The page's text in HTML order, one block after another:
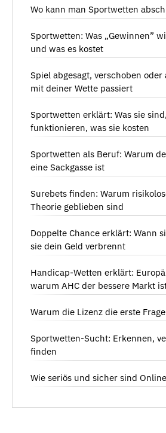
Wo kann man Sportwetten
Sportwetten: Was „Gewinnen”
und was es kostet
Spiel abgesagt, verschoben oder
mit deiner Wette passiert
Sportwetten erklärt: Was sie
funktionieren, was sie kosten
Sportwetten als Beruf: Warum
eine Sackgasse ist
Surebets finden: Warum
Theorie geblieben sind
Doppelte Chance erklärt: Wann
sie dein Geld verbrennt
Handicap-Wetten erklärt:
warum AHC der bessere Markt
Warum die Lizenz die erste
Sportwetten-Sucht: Erkennen,
finden
Wie seriös und sicher sind